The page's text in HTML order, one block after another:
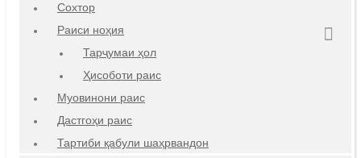
Сохтор
Раиси ноҳия
Тарҷумаи ҳол
Ҳисоботи раис
Муовинони раис
Дастгоҳи раис
Тартиби қабули шаҳрвандон